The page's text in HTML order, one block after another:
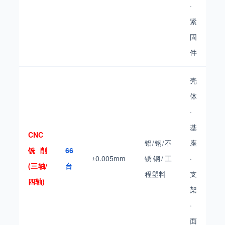
·
紧
固
件
CNC
铣削
(三轴/
四轴)
66
台
±0.005mm
铝/钢/不
锈钢/工
程塑料
壳
体
·
基
座
·
支
架
·
面